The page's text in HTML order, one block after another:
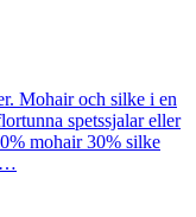
Mohair och silke i en
spetssjalar eller
mohair 30% silke
…